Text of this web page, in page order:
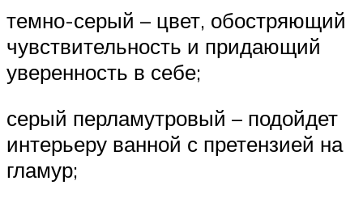
темно-серый – цвет, обостряющий
чувствительность и придающий
уверенность в себе;
серый перламутровый – подойдет
интерьеру ванной с претензией на
гламур;